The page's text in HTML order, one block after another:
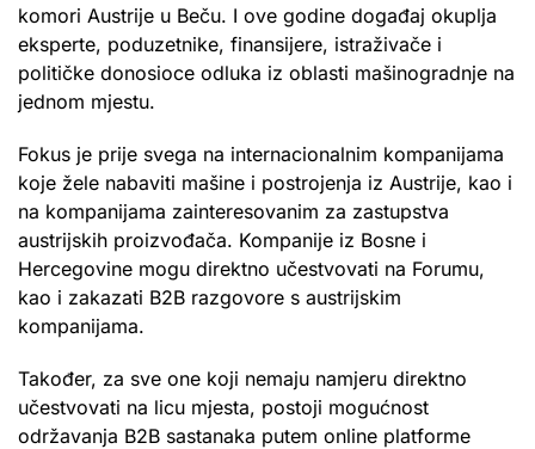
komori Austrije u Beču. I ove godine događaj okuplja
eksperte, poduzetnike, finansijere, istraživače i
političke donosioce odluka iz oblasti mašinogradnje na
jednom mjestu.
Fokus je prije svega na internacionalnim kompanijama
koje žele nabaviti mašine i postrojenja iz Austrije, kao i
na kompanijama zainteresovanim za zastupstva
austrijskih proizvođača. Kompanije iz Bosne i
Hercegovine mogu direktno učestvovati na Forumu,
kao i zakazati B2B razgovore s austrijskim
kompanijama.
Također, za sve one koji nemaju namjeru direktno
učestvovati na licu mjesta, postoji mogućnost
održavanja B2B sastanaka putem online platforme